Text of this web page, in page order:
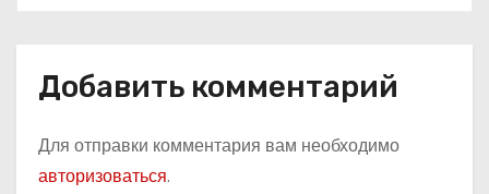
Добавить комментарий
Для отправки комментария вам необходимо
авторизоваться.